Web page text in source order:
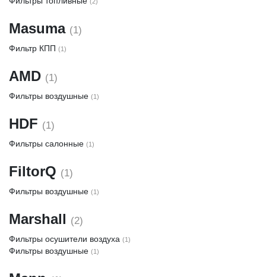
Masuma (1)
Фильтр КПП (1)
AMD (1)
Фильтры воздушные (1)
HDF (1)
Фильтры салонные (1)
FiltorQ (1)
Фильтры воздушные (1)
Marshall (2)
Фильтры осушители воздуха (1)
Фильтры воздушные (1)